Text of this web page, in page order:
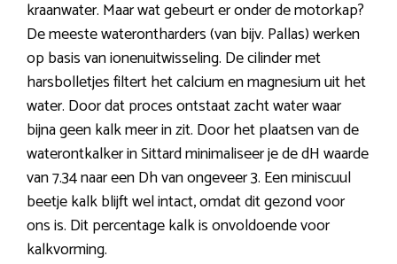
kraanwater. Maar wat gebeurt er onder de motorkap?
De meeste waterontharders (van bijv. Pallas) werken
op basis van ionenuitwisseling. De cilinder met
harsbolletjes filtert het calcium en magnesium uit het
water. Door dat proces ontstaat zacht water waar
bijna geen kalk meer in zit. Door het plaatsen van de
waterontkalker in Sittard minimaliseer je de dH waarde
van 7.34 naar een Dh van ongeveer 3. Een miniscuul
beetje kalk blijft wel intact, omdat dit gezond voor
ons is. Dit percentage kalk is onvoldoende voor
kalkvorming.